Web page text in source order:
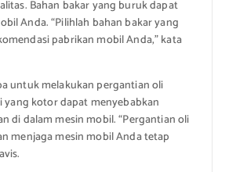
Bahan bakar yang buruk dapat
Anda. “Pilihlah bahan bakar yang
pabrikan mobil Anda,” kata
untuk melakukan pergantian oli
yang kotor dapat menyebabkan
di dalam mesin mobil. “Pergantian oli
menjaga mesin mobil Anda tetap